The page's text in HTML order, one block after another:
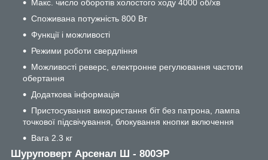
Макс. число оборотів холостого ходу 4000 об/хв
Споживана потужність 800 Вт
Функції і можливості
Режими роботи свердління
Можливості реверс, електронне регулювання частоти
обертання
Додаткова інформація
Пристосування використання біт без патрона, лампа
точкової підсвічування, блокування кнопки включення
Вага 2.3 кг
Шуруповерт Арсенал Ш - 800ЭР